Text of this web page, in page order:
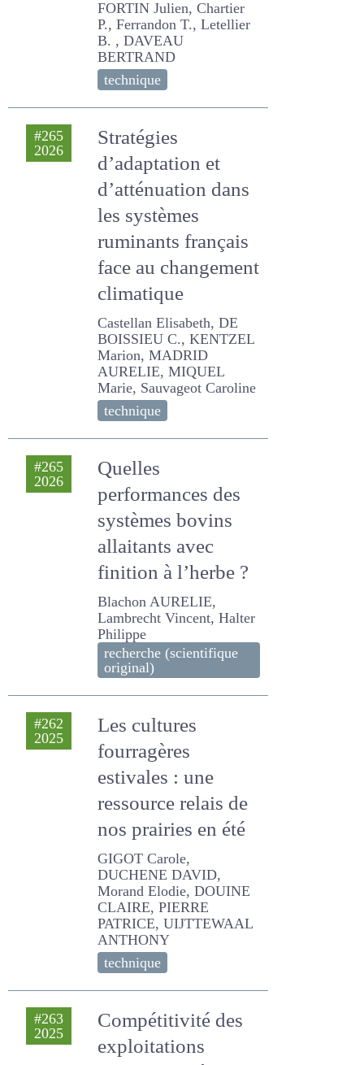
BRUNEAU Pierre, FORTIN
Julien, Chartier P.,
Ferrandon T., Letellier B. ,
DAVEAU BERTRAND
technique
#265
2026
Stratégies
d’adaptation et
d’atténuation dans
les systèmes
ruminants
français face au
changement
climatique
Castellan Elisabeth, DE
BOISSIEU C., KENTZEL
Marion, MADRID AURELIE,
MIQUEL Marie, Sauvageot
Caroline
technique
Quelles
performances des
systèmes bovins
allaitants avec
finition à l’herbe ?
Blachon AURELIE,
Lambrecht Vincent, Halter
Philippe
original)
Les cultures
fourragères
estivales : une
ressource relais de
nos prairies en été
GIGOT Carole, DUCHENE
DAVID, Morand Elodie,
DOUINE CLAIRE, PIERRE
PATRICE, UIJTTEWAAL
ANTHONY
technique
#263
2025
Compétitivité des